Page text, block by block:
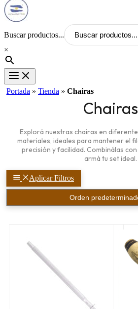
Buscar productos...
×
Portada » Tienda » Chairas
Chairas
Explorá nuestras chairas en
materiales, ideales para mantener el
precisión y facilidad. Combinálas
armá tu set ideal.
Aplicar Filtros